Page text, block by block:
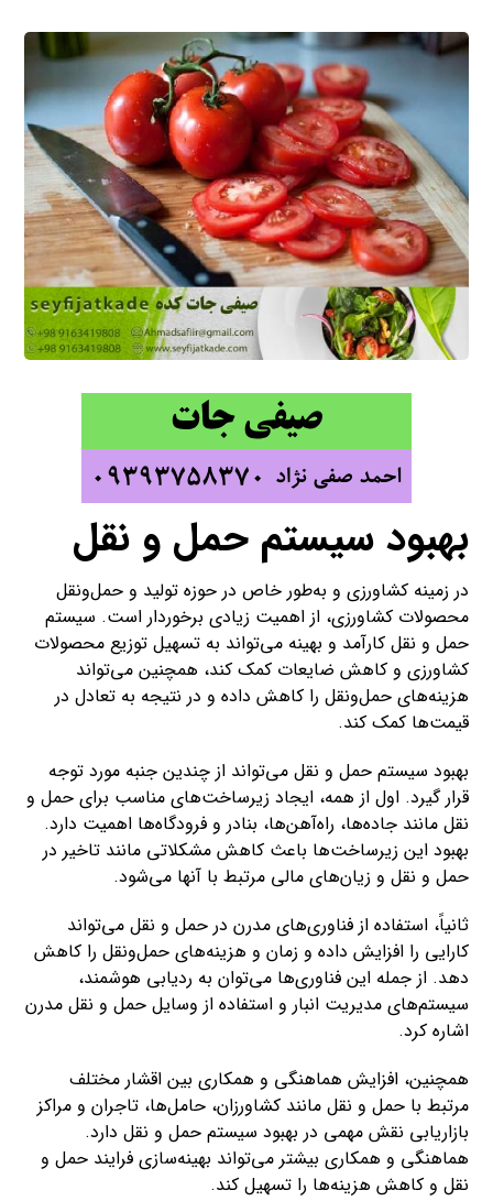
بهبود سیستم حمل و نقل
در زمینه کشاورزی و به‌طور خاص در حوزه تولید و حمل‌ونقل
محصولات کشاورزی، از اهمیت زیادی برخوردار است. سیستم
حمل و نقل کارآمد و بهینه می‌تواند به تسهیل توزیع محصولات
کشاورزی و کاهش ضایعات کمک کند، همچنین می‌تواند
هزینه‌های حمل‌ونقل را کاهش داده و در نتیجه به تعادل در
قیمت‌ها کمک کند.
بهبود سیستم حمل و نقل می‌تواند از چندین جنبه مورد توجه
قرار گیرد. اول از همه، ایجاد زیرساخت‌های مناسب برای حمل و
نقل مانند جاده‌ها، راه‌آهن‌ها، بنادر و فرودگاه‌ها اهمیت دارد.
بهبود این زیرساخت‌ها باعث کاهش مشکلاتی مانند تاخیر در
حمل و نقل و زیان‌های مالی مرتبط با آنها می‌شود.
ثانیاً، استفاده از فناوری‌های مدرن در حمل و نقل می‌تواند
کارایی را افزایش داده و زمان و هزینه‌های حمل‌ونقل را کاهش
دهد. از جمله این فناوری‌ها می‌توان به ردیابی هوشمند،
سیستم‌های مدیریت انبار و استفاده از وسایل حمل و نقل مدرن
اشاره کرد.
همچنین، افزایش هماهنگی و همکاری بین اقشار مختلف
مرتبط با حمل و نقل مانند کشاورزان، حامل‌ها، تاجران و مراکز
بازاریابی نقش مهمی در بهبود سیستم حمل و نقل دارد.
هماهنگی و همکاری بیشتر می‌تواند بهینه‌سازی فرایند حمل و
نقل و کاهش هزینه‌ها را تسهیل کند.